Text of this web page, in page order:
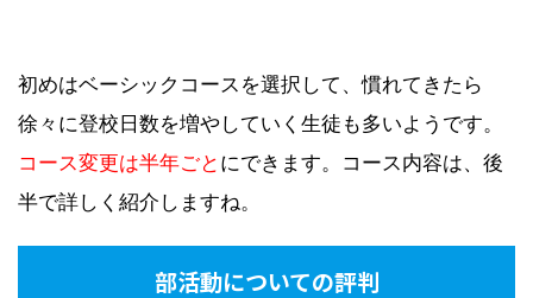
初めはベーシックコースを選択して、慣れてきたら
徐々に登校日数を増やしていく生徒も多いようです。
コース変更は半年ごと にできます。コース内容は、後
半で詳しく紹介しますね。
部活動についての評判